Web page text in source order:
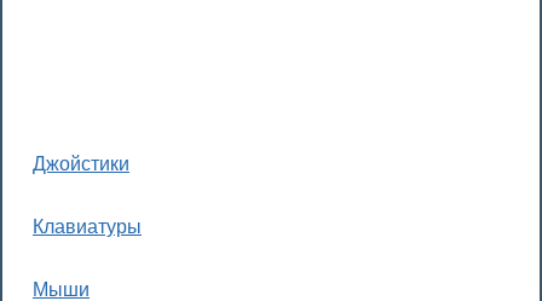
Джойстики
Клавиатуры
Мыши